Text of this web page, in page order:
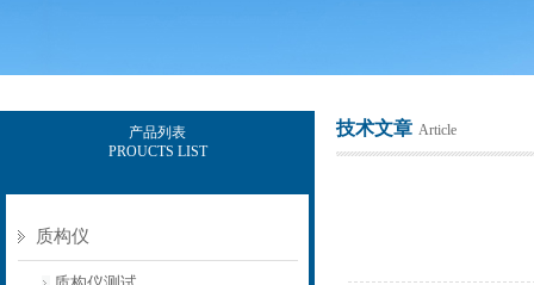
产品列表
PROUCTS LIST
质构仪
技术文章 Article